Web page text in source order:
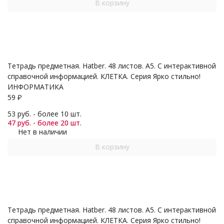
В корзину
Тетрадь предметная. Hatber. 48 листов. А5. С интерактивной
справочной информацией. КЛЕТКА. Серия Ярко стильно!
ИНФОРМАТИКА
59 ₽
53 руб. - более 10 шт.
47 руб. - более 20 шт.
Нет в наличии
В корзину
Тетрадь предметная. Hatber. 48 листов. А5. С интерактивной
справочной информацией. КЛЕТКА. Серия Ярко стильно!